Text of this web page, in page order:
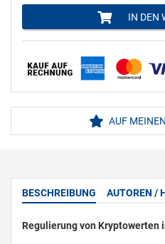
IN DEN
AUF
BESCHREIBUNG AUTOREN /
Regulierung von Kryptowerten